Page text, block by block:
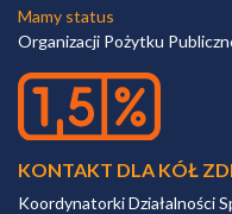
Mamy status
Organizacji Pożytku
KONTAKT DLA KÓŁ
Koordynatorki Działalności